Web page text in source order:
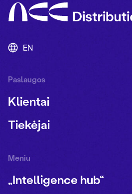
EN
Paslaugos
Klientai
Tiekėjai
Meniu
„Intelligence hub“